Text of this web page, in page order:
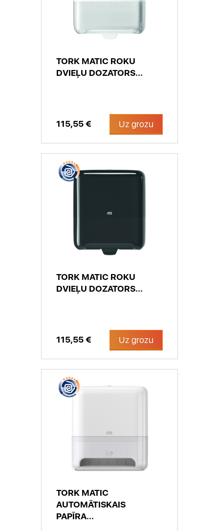
TORK MATIC ROKU
DVIEĻU DOZATORS...
115,55 € Uz grozu
TORK MATIC ROKU
DVIEĻU DOZATORS...
115,55 € Uz grozu
TORK MATIC
AUTOMĀTISKAIS
PAPĪRA...